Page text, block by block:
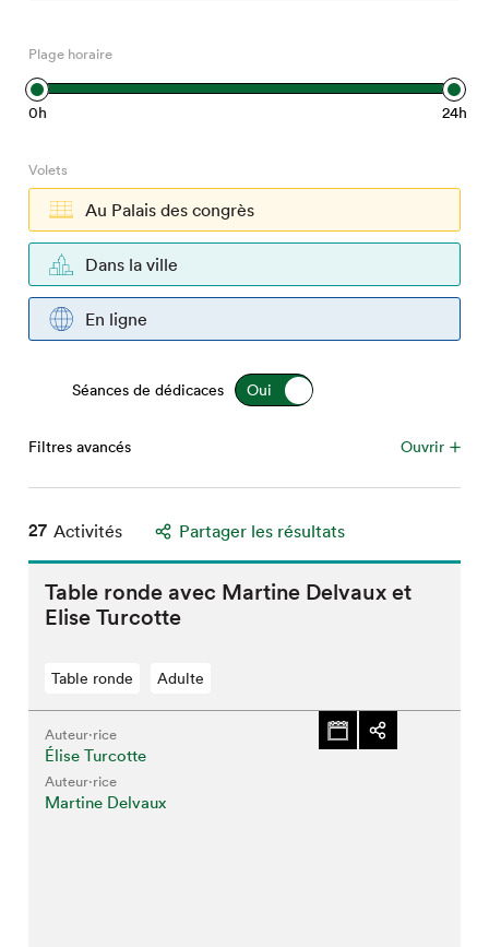
Espace médias
Plage horaire
0h 24h
Volets
Au Palais des congrès
Dans la ville
En ligne
Séances de dédicaces
Filtres avancés Ouvrir
27 Activités Partager les résultats
Table ronde avec Martine Delvaux et
Elise Turcotte
Table ronde Adulte
Auteur·rice
Élise Turcotte
Auteur·rice
Martine Delvaux